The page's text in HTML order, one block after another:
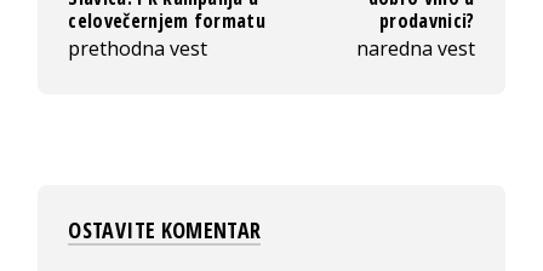
celovečernjem formatu
prethodna vest
prodavnici?
naredna vest
OSTAVITE KOMENTAR